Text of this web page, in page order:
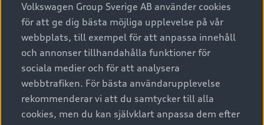
A6 modellerna
SUV
Avant
Audi Sport
Privatleasing
Nya bilar i lager
Begagnade bilar i lager
Audi approved :plus - så gott som nya
Finansiering
Service & tillbehör
Audi digital services
Originaltillbehör - köp online
Garantier
Försäkring
Tjänstebil
Tjänstebil
Business lease online
Företagsleasing
Om Audi Sverige
Kontakta oss
Volkswagen Group Sverige AB använder cookies
för att ge dig bästa möjliga upplevelse på vår
webbplats, till exempel för att anpassa innehåll
och annonser tillhandahålla funktioner för
sociala medier och för att analysera
webbtrafiken. För bästa användarupplevelse
rekommenderar vi att du samtycker till alla
cookies, men du kan självklart anpassa dem efter